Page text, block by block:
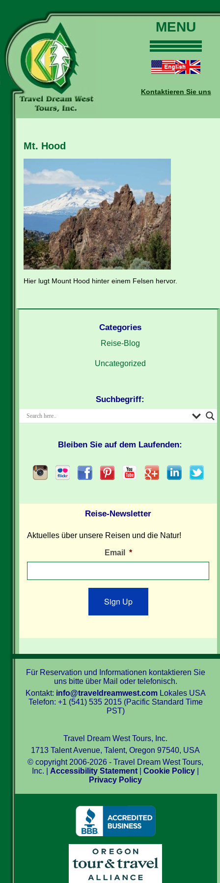
MENU
Touren
Daten und Preise
Buchungen
Kontaktieren Sie uns
Mt. Hood
Hier lugt Mount Hood hinter einem Felsen hervor.
Categories
Reise-Blog
Uncategorized
Suchbegriff:
Bleiben Sie auf dem Laufenden:
Reise-Newsletter
Aktuelles über unsere Reisen und die Natur!
Email *
Sign Up
Für Reservation und Informationen kontaktieren Sie
uns bitte über Mail oder telefonisch.
Kontakt: info@traveldreamwest.comLokales USA
Telefon: +1 (541) 535 2015 (Pacific Standard Time
PST)
Travel Dream West Tours, Inc.
1713 Talent Avenue, Talent, Oregon 97540, USA
© copyright 2006-2026 - Travel Dream West Tours,
Inc. | Accessibility Statement |Cookie Policy
Privacy Policy